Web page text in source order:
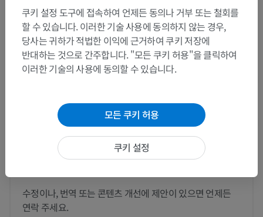
창자신경얼기
동물 비교 해부학
수정이나, 번역 또는 콘텐츠 개선에 제안이 있으면 언제든
연락 주세요.
쿠키 설정 도구에 접속하여 언제든 동의나 거부 또는 철회를
할 수 있습니다. 이러한 기술 사용에 동의하지 않는 경우,
당사는 귀하가 적법한 이익에 근거하여 쿠키 저장에
반대하는 것으로 간주합니다. "모든 쿠키 허용"을 클릭하여
이러한 기술의 사용에 동의할 수 있습니다.
모든 쿠키 허용
쿠키 설정